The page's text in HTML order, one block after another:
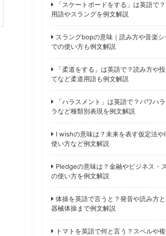
「スケートボードをする」は英語で
用語やスラングを例文解説
スラングbopの意味｜読み方や音楽
での使い方も例文解説
「柔道をする」は英語で？読み方や
てなど柔道用語も例文解説
「ハラスメント」は英語で？パワハ
ラなど種類別表現を例文解説
I wishの意味は？未来を表す仮定法
使い方など例文解説
Pledgeの意味は？金融やビジネス・
の使い方を例文解説
体操を英語で言うと？発音や読み方と
器械体操まで例文解説
トマトを英語で何と言う？スペルや